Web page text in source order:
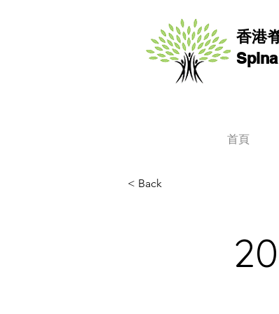
香港
首頁
< Back